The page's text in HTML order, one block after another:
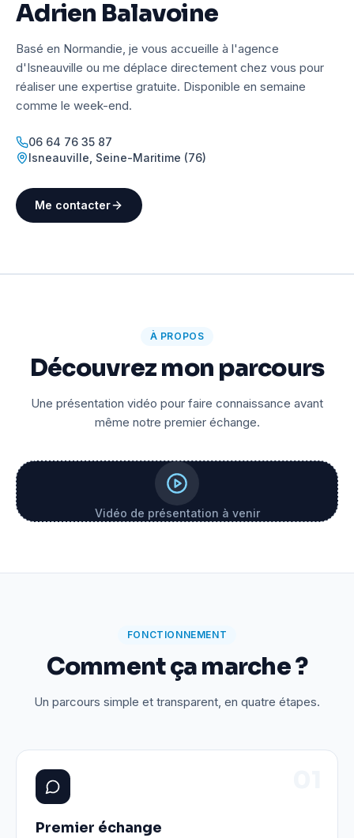
Adrien Balavoine
Basé en Normandie, je vous accueille à l'agence
d'Isneauville ou me déplace directement chez vous pour
réaliser une expertise gratuite. Disponible en semaine
comme le week-end.
06 64 76 35 87
Isneauville Seine-Maritime (76)
Me contacter
À PROPOS
Découvrez mon parcours
Une présentation vidéo pour faire connaissance avant
même notre premier échange.
Vidéo de présentation à venir
FONCTIONNEMENT
Comment ça marche ?
Un parcours simple et transparent, en quatre étapes.
Premier échange